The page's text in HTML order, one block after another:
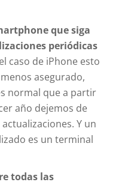
que siga
periódicas
caso de iPhone esto
asegurado,
normal que a partir
año dejemos de
Y un
es un terminal
todas las